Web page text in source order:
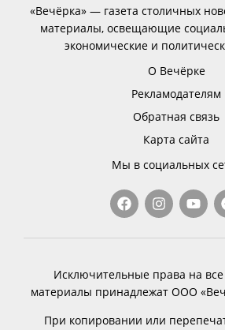
«Вечёрка» — газета столичных
материалы, освещающие
экономические и
О Вечёрке
Рекламодателям
Обратная связь
Карта сайта
Мы в социальных
Исключительные права на
материалы принадлежат ООО
При копировании или